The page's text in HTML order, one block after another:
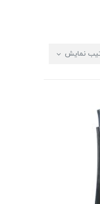
نمایش